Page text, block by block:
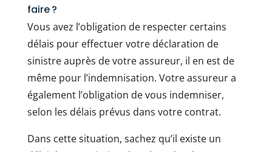
faire ?
Vous avez l’obligation de respecter certains
délais pour effectuer votre déclaration de
sinistre auprès de votre assureur, il en est de
même pour l’indemnisation. Votre assureur a
également l’obligation de vous indemniser,
selon les délais prévus dans votre contrat.
Dans cette situation, sachez qu’il existe un